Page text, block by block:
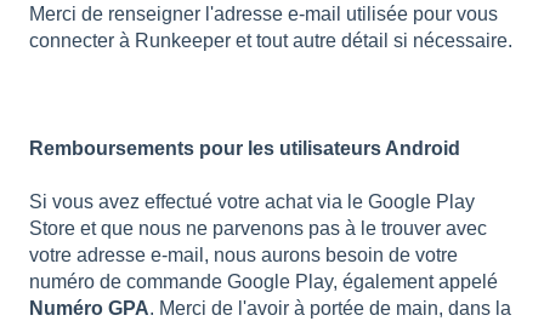
Merci de renseigner l'adresse e-mail utilisée pour vous
connecter à Runkeeper et tout autre détail si nécessaire.
Remboursements pour les utilisateurs Android
Si vous avez effectué votre achat via le Google Play
Store et que nous ne parvenons pas à le trouver avec
votre adresse e-mail, nous aurons besoin de votre
numéro de commande Google Play, également appelé
Numéro GPA. Merci de l'avoir à portée de main, dans la